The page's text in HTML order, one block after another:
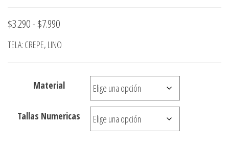
$3.290- $7.990Rango
de
$3.290
TELA: CREPE, LINO
Material
Tallas Numericas